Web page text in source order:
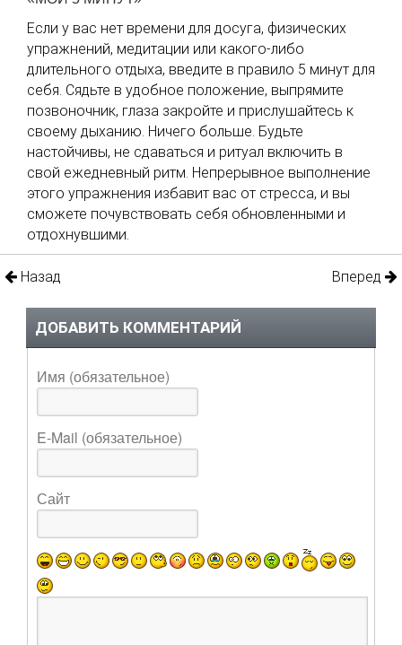
Если у вас нет времени для досуга, физических
упражнений, медитации или какого-либо
длительного отдыха, введите в правило 5 минут для
себя. Сядьте в удобное положение, выпрямите
позвоночник, глаза закройте и прислушайтесь к
своему дыханию. Ничего больше. Будьте
настойчивы, не сдаваться и ритуал включить в
свой ежедневный ритм. Непрерывное выполнение
этого упражнения избавит вас от стресса, и вы
сможете почувствовать себя обновленными и
отдохнувшими.
Назад Вперед
ДОБАВИТЬ КОММЕНТАРИЙ
Имя (обязательное)
E-Mail (обязательное)
Сайт